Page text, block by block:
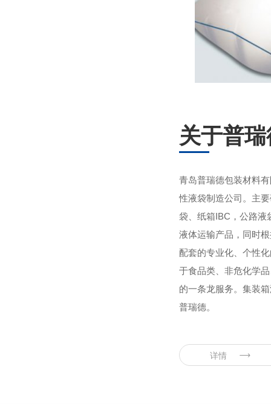
关于普
青岛普瑞德包装材料
性液袋制造公司。主
袋、纸箱IBC，公路液
液体运输产品，同时
配套的专业化、个性
于食品类、非危化学
的一条龙服务。集装
普瑞德。
详情